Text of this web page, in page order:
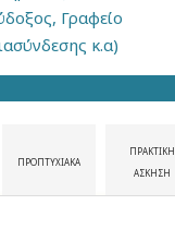
Γραφείο
κ.α)
ΠΡΟΠΤΥΧΙΑΚΆ
ΠΡΑΚΤΙΚΉ
ΆΣΚΗΣΗ